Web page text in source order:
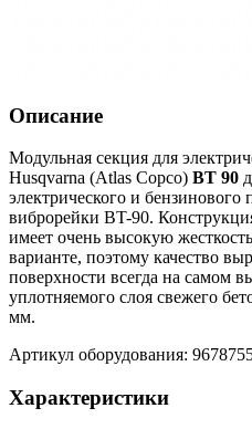
Описание
Модульная секция для
Husqvarna (Atlas Copco) BT 90
электрического и
виброрейки BT-90.
имеет очень высокую
варианте, поэтому качество
поверхности всегда на самом
уплотняемого слоя свежего
мм.
Артикул оборудования:
Характеристики